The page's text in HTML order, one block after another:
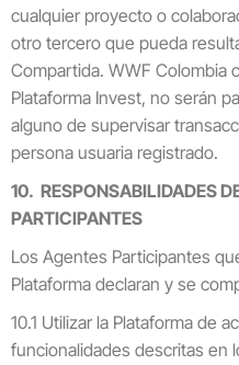
cualquier proyecto o
otro tercero que pueda
Compartida. WWF Colombia
Plataforma Invest, no serán
alguno de supervisar
persona usuaria registrado.
10. RESPONSABILIDADES
PARTICIPANTES
Los Agentes Participantes
Plataforma declaran y se
10.1 Utilizar la Plataforma de
funcionalidades descritas en